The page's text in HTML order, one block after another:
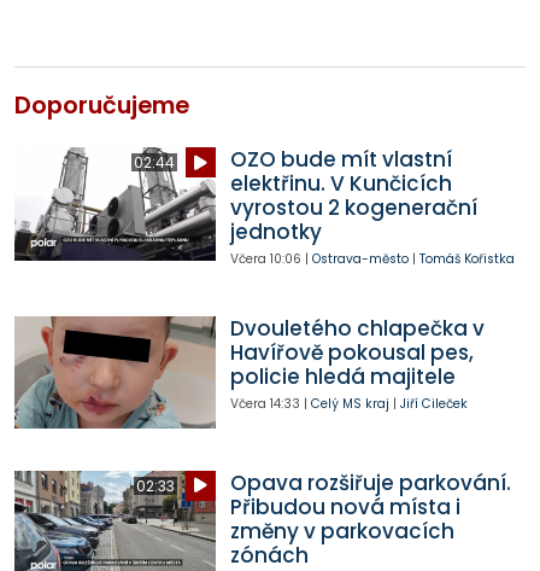
Doporučujeme
02:44
OZO bude mít vlastní
elektřinu. V Kunčicích
vyrostou 2 kogenerační
jednotky
Včera 10:06 | Ostrava-město| Tomáš Kořistka
Dvouletého chlapečka v
Havířově pokousal pes,
policie hledá majitele
Včera 14:33 | Celý MS kraj | Jiří Cileček
02:33
Opava rozšiřuje parkování.
Přibudou nová místa i
změny v parkovacích
zónách